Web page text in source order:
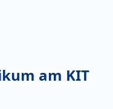
am KIT